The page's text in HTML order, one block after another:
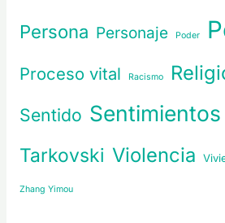
Persona Personaje Poder
Proceso vital Racismo
Sentido Sentimientos
Tarkovski Violencia
Zhang Yimou